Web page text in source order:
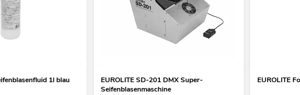
1l blau
EUROLITE SD-201 DMX Super-
Seifenblasenmaschine
EUROLITE